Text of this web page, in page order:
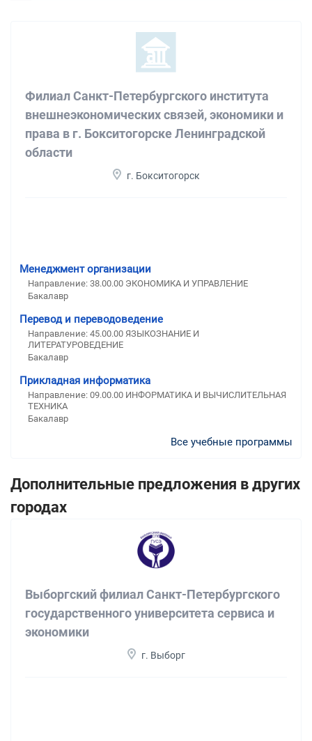
Филиал Санкт-Петербургского института
внешнеэкономических связей, экономики и
права в г. Бокситогорске Ленинградской
области
г. Бокситогорск
Менеджмент организации
Направление: 38.00.00 ЭКОНОМИКА И УПРАВЛЕНИЕ
Бакалавр
Перевод и переводоведение
Направление: 45.00.00 ЯЗЫКОЗНАНИЕ И
ЛИТЕРАТУРОВЕДЕНИЕ
Бакалавр
Прикладная информатика
Направление: 09.00.00 ИНФОРМАТИКА И ВЫЧИСЛИТЕЛЬНАЯ
ТЕХНИКА
Бакалавр
Все учебные программы
Дополнительные предложения в других
городах
Выборгский филиал Санкт-Петербургского
государственного университета сервиса и
экономики
г. Выборг